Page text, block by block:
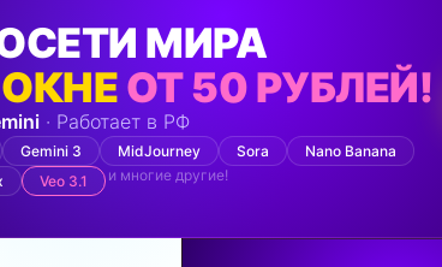
МИРА
ОТ 50 РУБЛЕЙ!
· Работает в РФ
Gemini 3 MidJourney Sora
Nano Banana
Veo 3.1 и многие другие!